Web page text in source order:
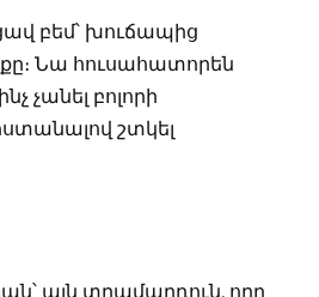
բեմ՝ խուճապից
Նա հուսահատորեն
չանել բոլորի
շտկել
այն տղամարդուն, որը